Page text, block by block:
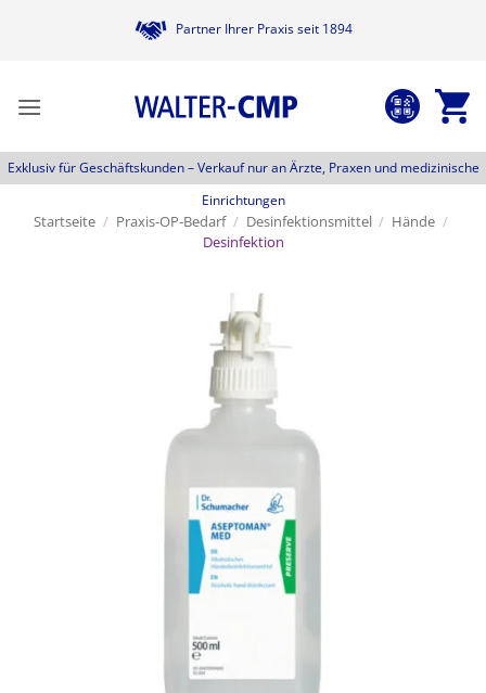
Partner Ihrer Praxis seit 1894
Exklusiv für Geschäftskunden –Verkauf nur an Ärzte, Praxen und medizinische
Einrichtungen
Startseite / Praxis-OP-Bedarf / Desinfektionsmittel / Hände /
Desinfektion